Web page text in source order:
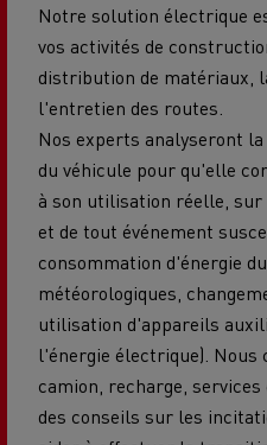
Notre solution électrique
vos activités de
distribution de matériaux,
l'entretien des routes.
Nos experts analyseront
du véhicule pour qu'elle
à son utilisation réelle,
et de tout événement
consommation d'énergie
météorologiques,
utilisation d'appareils
l'énergie électrique). Nous
camion, recharge,
des conseils sur les